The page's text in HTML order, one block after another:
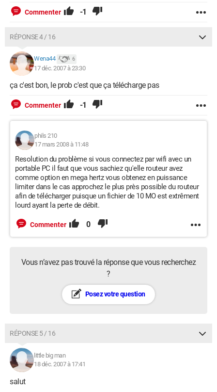
Commenter -1
RÉPONSE 4 / 16
Wena44 6
17 déc. 2007 à 23:30
ça c'est bon, le prob c'est que ça télécharge pas
Commenter -1
phils 210
17 mars 2008 à 11:48
Resolution du problème si vous connectez par wifi avec un
portable PC il faut que vous sachiez qu'elle routeur avez
comme option en mega hertz vous obtenez en puissance
limiter dans le cas approchez le plus près possible du routeur
afin de télécharger puisque un fichier de 10 MO est extrêment
lourd ayant la perte de débit.
Commenter 0
Vous n’avez pas trouvé la réponse que vous recherchez
?
Posez votre question
RÉPONSE 5 / 16
little big man
18 déc. 2007 à 17:41
salut